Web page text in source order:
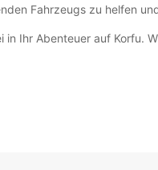
Fahrzeugs zu helfen
Ihr Abenteuer auf Korfu.